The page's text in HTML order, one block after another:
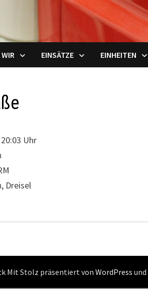
EINSÄTZE EINHEITEN
Uhr
Dreisel
Mit Stolz präsentiert vonWordPress und